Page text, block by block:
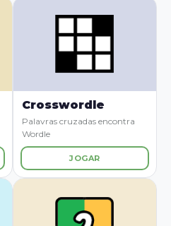
Crosswordle
Palavras cruzadas encontra
Wordle
JOGAR